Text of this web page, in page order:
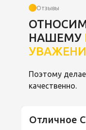
Отзывы
НАШЕМУ
Поэтому
качественно.
Отличное